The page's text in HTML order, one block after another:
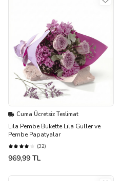
Cuma Ücretsiz Teslimat
Lila Pembe Bukette Lila Güller ve
Pembe Papatyalar
(32)
969,99 TL